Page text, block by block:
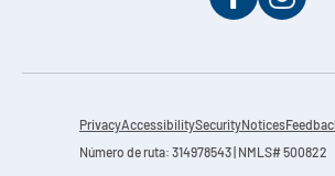
PrivacyAccessibilitySecurityNotices
Número de ruta: 314978543 | NMLS# 500822